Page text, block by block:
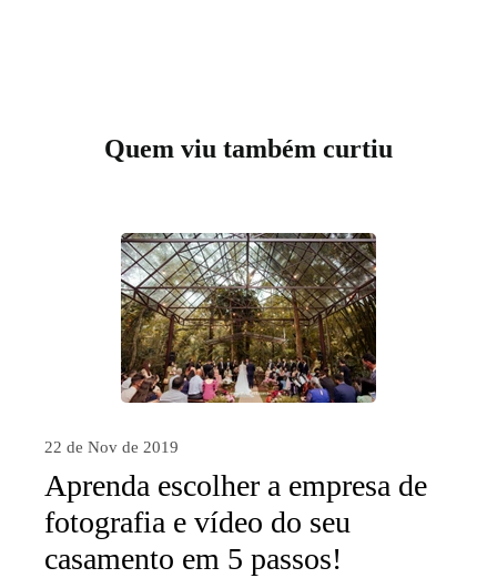
Quem viu também curtiu
22 de Nov de 2019
Aprenda escolher a empresa de
fotografia e vídeo do seu
casamento em 5 passos!